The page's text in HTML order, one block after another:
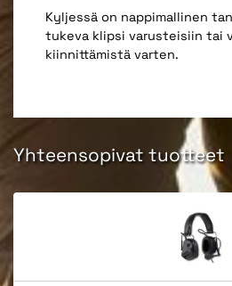
Kyljessä on nappimallinen
tukeva klipsi varusteisiin tai
kiinnittämistä varten.
Yhteensopivat tuotteet